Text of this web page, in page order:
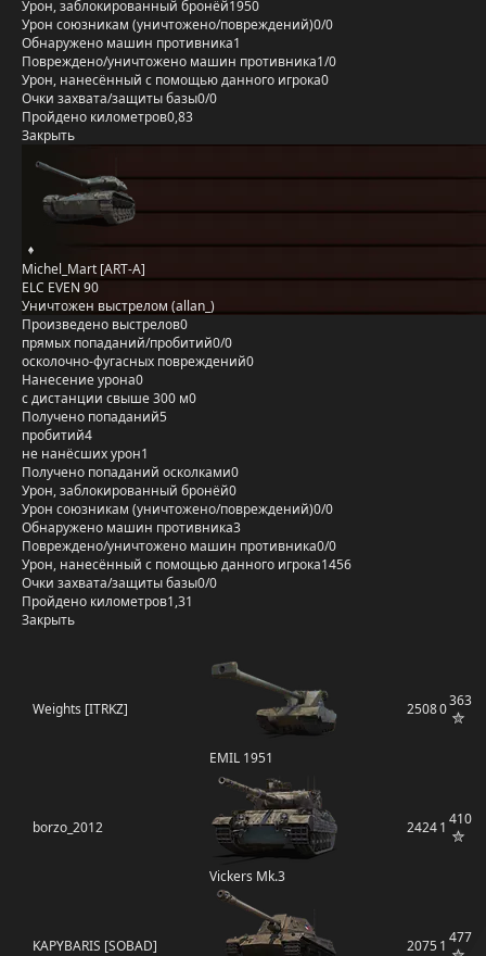
Урон, заблокированный бронёй1950
Урон союзникам (уничтожено/повреждений)0/0
Обнаружено машин противника1
Повреждено/уничтожено машин противника1/0
Урон, нанесённый с помощью данного игрока0
Очки захвата/защиты базы0/0
Пройдено километров0,83
Закрыть
Michel_Mart [ART-A]
ELC EVEN 90
Уничтожен выстрелом (allan_)
Произведено выстрелов0
прямых попаданий/пробитий0/0
осколочно-фугасных повреждений0
Нанесение урона0
с дистанции свыше 300 м0
Получено попаданий5
пробитий4
не нанёсших урон1
Получено попаданий осколками0
Урон, заблокированный бронёй0
Урон союзникам (уничтожено/повреждений)0/0
Обнаружено машин противника3
Повреждено/уничтожено машин противника0/0
Урон, нанесённый с помощью данного игрока1456
Очки захвата/защиты базы0/0
Пройдено километров1,31
Закрыть
Weights [ITRKZ]
EMIL 1951
25080363
borzo_2012
Vickers Mk.3
24241 410
KAPYBARIS [SOBAD] 20751 477